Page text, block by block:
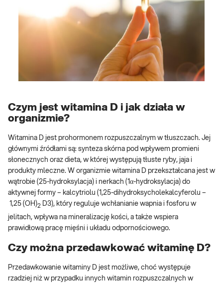
Czym jest witamina D i jak działa w
organizmie?
Witamina D jest prohormonem rozpuszczalnym w tłuszczach. Jej
głównymi źródłami są: synteza skórna pod wpływem promieni
słonecznych oraz dieta, w której występują tłuste ryby, jaja i
produkty mleczne. W organizmie witamina D przekształcana jest w
wątrobie (25-hydroksylacja) i nerkach (1α-hydroksylacja) do
aktywnej formy – kalcytriolu (1,25-dihydroksycholekalcyferolu –
1,25 (OH)2 D3), który reguluje wchłanianie wapnia i fosforu w
jelitach, wpływa na mineralizację kości, a także wspiera
prawidłową pracę mięśni i układu odpornościowego.
Czy można przedawkować witaminę D?
Przedawkowanie witaminy D jest możliwe, choć występuje
rzadziej niż w przypadku innych witamin rozpuszczalnych w